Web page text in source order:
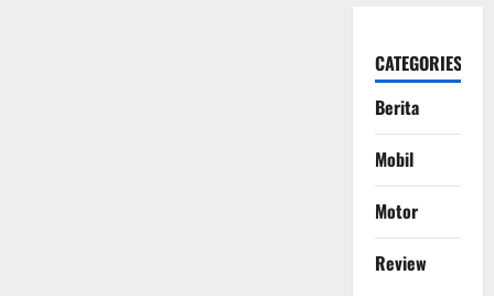
CATEGORIES
Berita
Mobil
Motor
Review